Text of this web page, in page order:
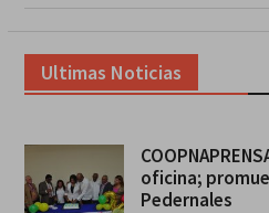
Ultimas Noticias
oficina;
Pedernales